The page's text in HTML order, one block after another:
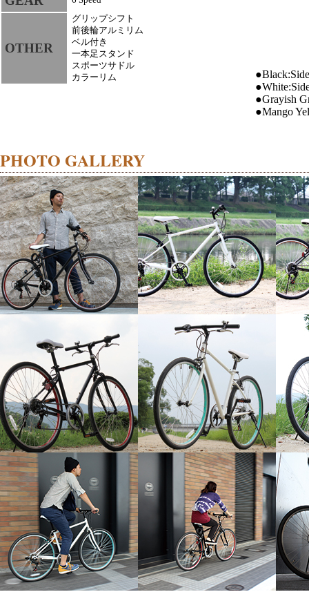
OTHER
グリップシフト
前後輪アルミリム
ベル付き
一本足スタンド
スポーツサドル
カラーリム
●Black:Side
●Grayish
●Mango
PHOTO GALLERY